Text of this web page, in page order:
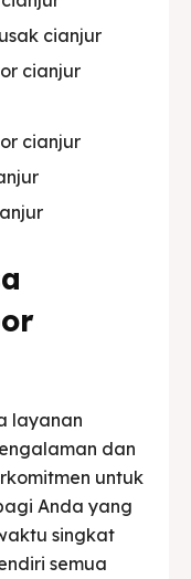
cianjur
cianjur
cianjur
layanan
dan
untuk
Anda yang
singkat
semua